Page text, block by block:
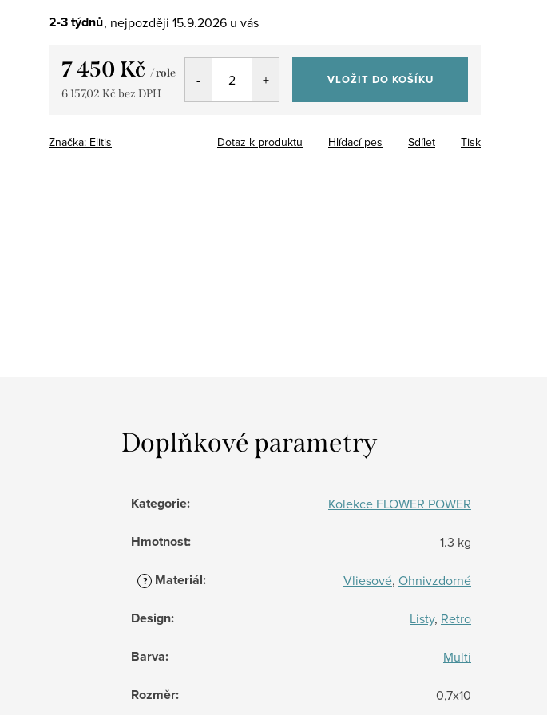
2-3 týdnů 15.9.2026
7 450 Kč / role
6 157,02 Kč bez DPH
VLOŽIT DO KOŠÍKU
Značka: Elitis Tisk
Dotaz k produktu Hlídací pes Sdílet
Doplňkové parametry
Kategorie: Kolekce FLOWER POWER
Hmotnost: 1.3 kg
? Materiál: Vliesové, Ohnivzdorné
Design: Listy, Retro
Barva: Multi
Rozměr: 0,7x10